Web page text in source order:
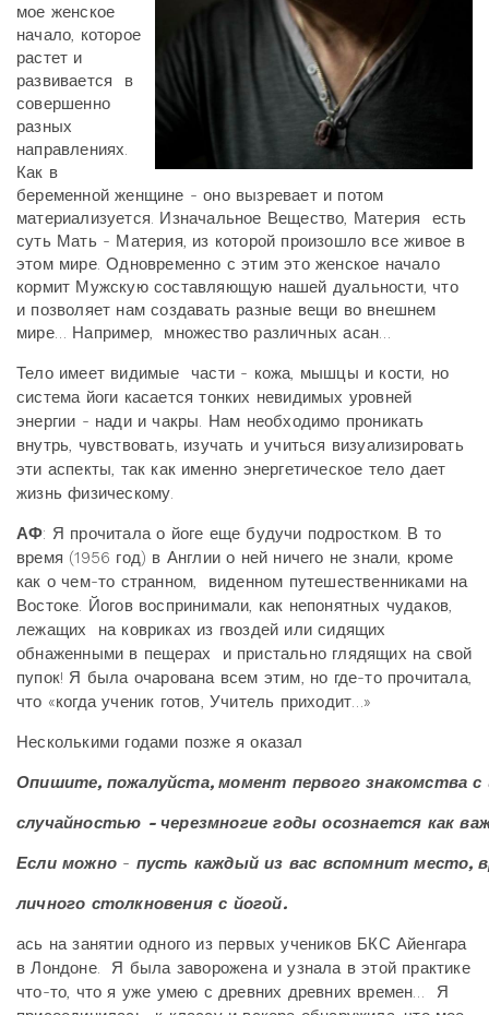
мое женское
начало, которое
растет и
развивается в
совершенно
разных
направлениях.
Как в
беременной женщине - оно вызревает и потом
материализуется. Изначальное Вещество, Материя есть
суть Мать - Материя, из которой произошло все живое в
этом мире. Одновременно с этим это женское начало
кормит Мужскую составляющую нашей дуальности, что
и позволяет нам создавать разные вещи во внешнем
мире… Например, множество различных асан…
Тело имеет видимые части - кожа, мышцы и кости, но
система йоги касается тонких невидимых уровней
энергии - нади и чакры. Нам необходимо проникать
внутрь, чувствовать, изучать и учиться визуализировать
эти аспекты, так как именно энергетическое тело дает
жизнь физическому.
АФ: Я прочитала о йоге еще будучи подростком. В то
время (1956 год) в Англии о ней ничего не знали, кроме
как о чем-то странном, виденном путешественниками на
Востоке. Йогов воспринимали, как непонятных чудаков,
лежащих на ковриках из гвоздей или сидящих
обнаженными в пещерах и пристально глядящих на свой
пупок! Я была очарована всем этим, но где-то прочитала,
что «когда ученик готов, Учитель приходит…»
Несколькими годами позже я оказал
Опишите, пожалуйста, момент первого знакомства с
случайностью - черезмногие годы осознается как
Если можно - пусть каждый из вас вспомнит место,
личного столкновения с йогой.
ась на занятии одного из первых учеников БКС Айенгара
в Лондоне. Я была заворожена и узнала в этой практике
что-то, что я уже умею с древних древних времен… Я